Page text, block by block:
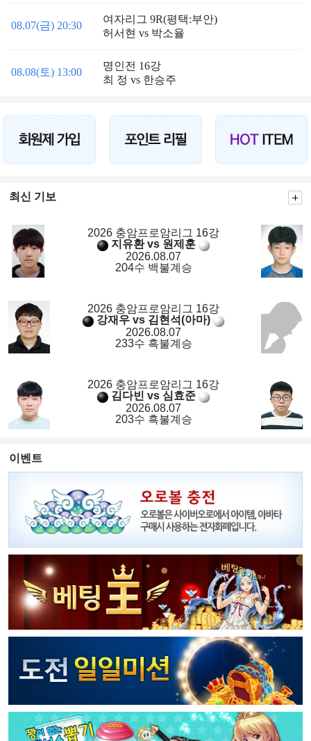
08.07(금) 20:30
여자리그 9R(평택:부안)
허서현 vs 박소율
08.08(토) 13:00
명인전 16강
최 정 vs 한승주
최신 기보
2026 충암프로암리그 16강
지유환 vs 원제훈
2026.08.07
204수 백불계승
2026 충암프로암리그 16강
강재우 vs 김현석(아마)
2026.08.07
233수 흑불계승
2026 충암프로암리그 16강
김다빈 vs 심효준
2026.08.07
203수 흑불계승
이벤트